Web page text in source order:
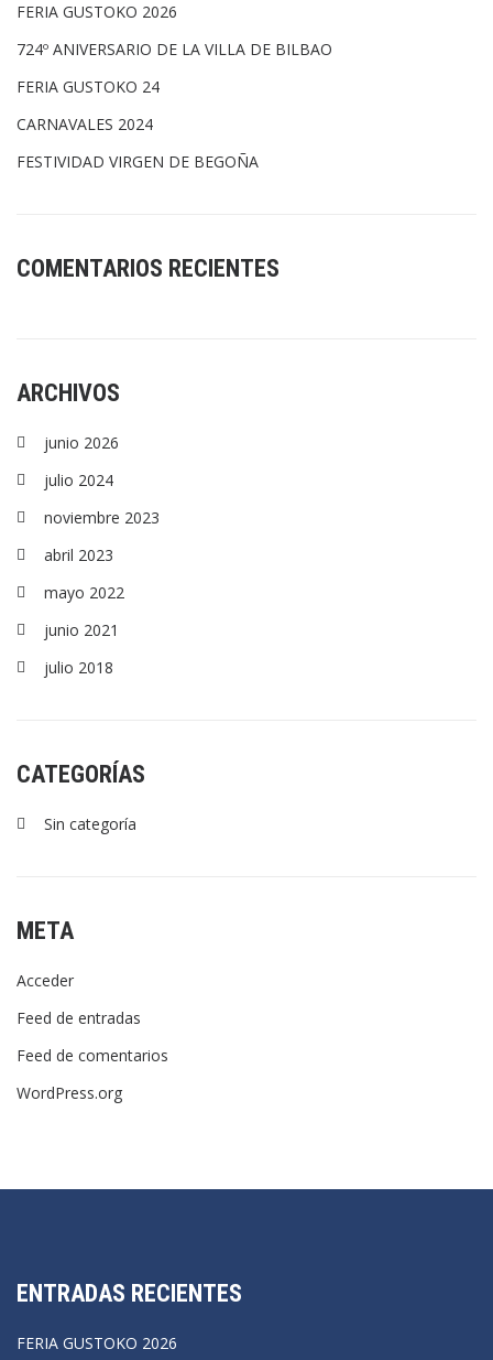
FERIA GUSTOKO 2026
724º ANIVERSARIO DE LA VILLA DE BILBAO
FERIA GUSTOKO 24
CARNAVALES 2024
FESTIVIDAD VIRGEN DE BEGOÑA
COMENTARIOS RECIENTES
ARCHIVOS
junio 2026
julio 2024
noviembre 2023
abril 2023
mayo 2022
junio 2021
julio 2018
CATEGORÍAS
Sin categoría
META
Acceder
Feed de entradas
Feed de comentarios
WordPress.org
ENTRADAS RECIENTES
FERIA GUSTOKO 2026